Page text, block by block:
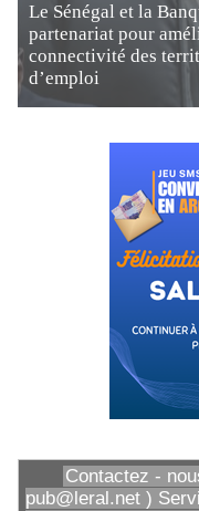
Le Sénégal et la
partenariat pour
connectivité des
d’emploi
Contactez -
pub@leral.net )